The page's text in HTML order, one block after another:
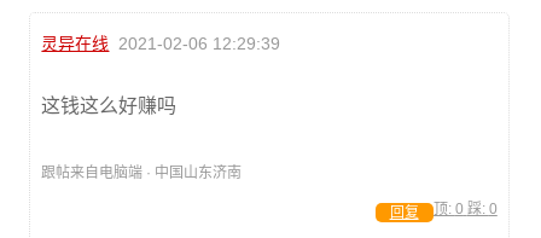
灵异在线 2021-02-06 12:29:39
这钱这么好赚吗
跟帖来自电脑端 · 中国山东济南
顶: 0 踩: 0
回复